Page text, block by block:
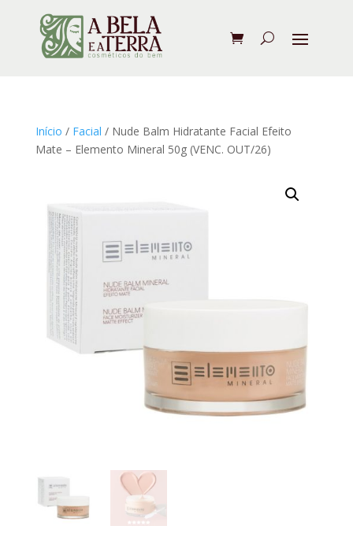
Início / Facial / Nude Balm Hidratante Facial Efeito
Mate – Elemento Mineral 50g (VENC. OUT/26)